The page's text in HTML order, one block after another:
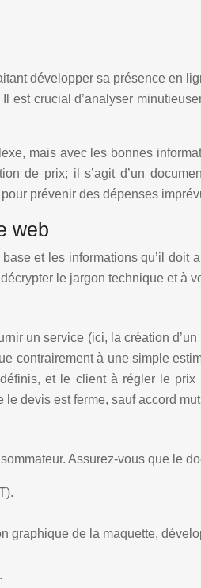
développer sa présence en
crucial d’analyser
mais avec les bonnes
de prix; il s’agit d’un
prévenir des dépenses
web
et les informations qu’il
le jargon technique et à
un service (ici, la création
contrairement à une simple
et le client à régler le
devis est ferme, sauf accord
Assurez-vous que le
de la maquette,